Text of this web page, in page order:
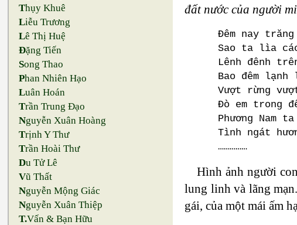
Thụy Khuê
Liễu Trương
Lê Thị Huệ
Đặng Tiến
Song Thao
Phan Nhiên Hạo
Luân Hoán
Trần Trung Đạo
Nguyễn Xuân Hoàng
Trịnh Y Thư
Trần Hoài Thư
Du Tử Lê
Vũ Thất
Nguyễn Mộng Giác
Nguyễn Xuân Thiệp
T.Vấn & Bạn Hữu
đất nước của người
Đêm nay
Sao ta lìa
Lênh đênh
Bao đêm lạnh
Vượt rừng
Đò em trong
Phương Nam
Tình ngát
……………
Hình ảnh người
lung linh và lãng
gái, của một mái ấm